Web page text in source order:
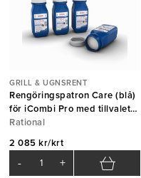
GRILL & UGNSRENT
Rengöringspatron Care (blå)
för iCombi Pro med tillvalet
AutoDose 6st/krt Rational
Rational
2 085 kr/krt
- +